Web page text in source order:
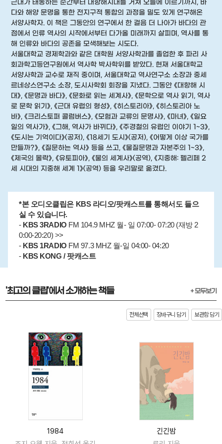
근대가 태동하는 순간부터 대항해시대를 거쳐 오늘에 이르기까지, 바
다와 해양 문명을 통한 전지구적 통합의 과정을 밀도 있게 연구해온
서양사학자. 이 책은 그동안의 연구에서 한 걸음 더 나아가 바다의 관
점에서 인류 역사의 시작에서부터 다가올 미래까지 살피며, 역사를 통
해 인류와 바다의 공존을 모색해보는 시도다.
서울대학교 경제학과와 같은 대학원 서양사학과를 졸업한 후 파리 사
회과학고등연구원에서 역사학 박사학위를 받았다. 현재 서울대학교
서양사학과 교수로 재직 중이며, 서울대학교 역사연구소 소장과 중세
르네상스연구소 소장, 도시사학회 회장을 지냈다. 그동안 《대항해 시
대》, 《문명과 바다》, 《문화로 읽는 세계사》, 《문학으로 역사 읽기, 역사
로 문학 읽기》, 《근대 유럽의 형성》, 《히스토리아》, 《히스토리아 노
바》, 《크리스토퍼 콜럼버스》, 《모험과 교류의 문명사》, 《마녀》, 《일요
일의 역사가》, 《그해, 역사가 바뀌다》, 《주경철의 유럽인 이야기 1~3》,
《도시는 기억이다》(공저), 《18세기 도시》(공저), 《어떻게 이상 국가를
만들까?》, 《질문하는 역사》 등을 쓰고, 《물질문명과 자본주의 1~3》,
《제국의 몰락》, 《유토피아》, 《물의 세계사》(공역), 《지중해: 펠리페 2
세 시대의 지중해 세계 1》(공역) 등을 우리말로 옮겼다.
*본 오디오클립은 KBS 라디오/팟캐스트를 통해서도 들으
실 수 있습니다.
- KBS 3RADIO FM 104.9 MHZ 월- 일 07:00- 07:20 (재방 2
0:00-20:20) >>
- KBS 1RADIO FM 97.3 MHZ 월-일 04:00- 04:20
- KBS KONG / 팟캐스트
'최고의 클립'에서 소개하는 책들 + 모두보기
전체선택 장바구니 담기 보관함 담기
1984
긴긴밤